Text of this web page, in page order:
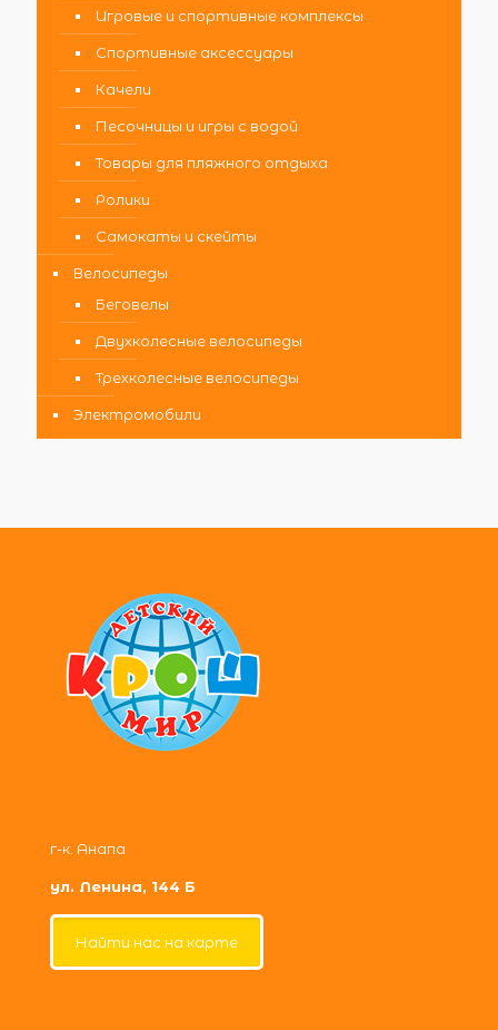
Игровые и спортивные комплексы
Спортивные аксессуары
Качели
Песочницы и игры с водой
Товары для пляжного отдыха
Ролики
Самокаты и скейты
Велосипеды
Беговелы
Двухколесные велосипеды
Трехколесные велосипеды
Электромобили
г-к. Анапа
ул. Ленина, 144 Б
Найти нас на карте